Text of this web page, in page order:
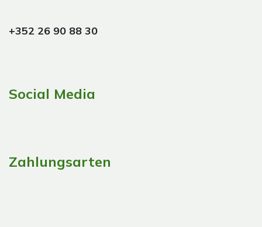
+352 26 90 88 30
Social Media
Zahlungsarten